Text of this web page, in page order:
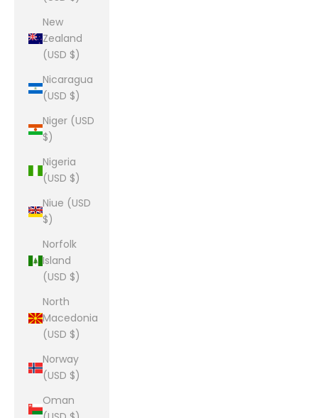
New
Zealand
(USD $)
Nicaragua
(USD $)
Niger (USD
$)
Nigeria
(USD $)
Niue (USD
$)
Norfolk
Island
(USD $)
North
Macedonia
(USD $)
Norway
(USD $)
Oman